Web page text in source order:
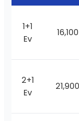
1+1
Ev
2+1
Ev